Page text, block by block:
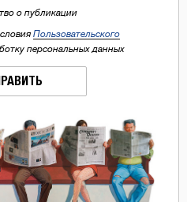
о публикации
Пользовательского
персональных данных